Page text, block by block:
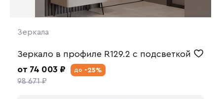
Зеркала
Зеркало в профиле R129.2 с подсветкой
от 74 003 ₽
98 671 ₽
до -25%